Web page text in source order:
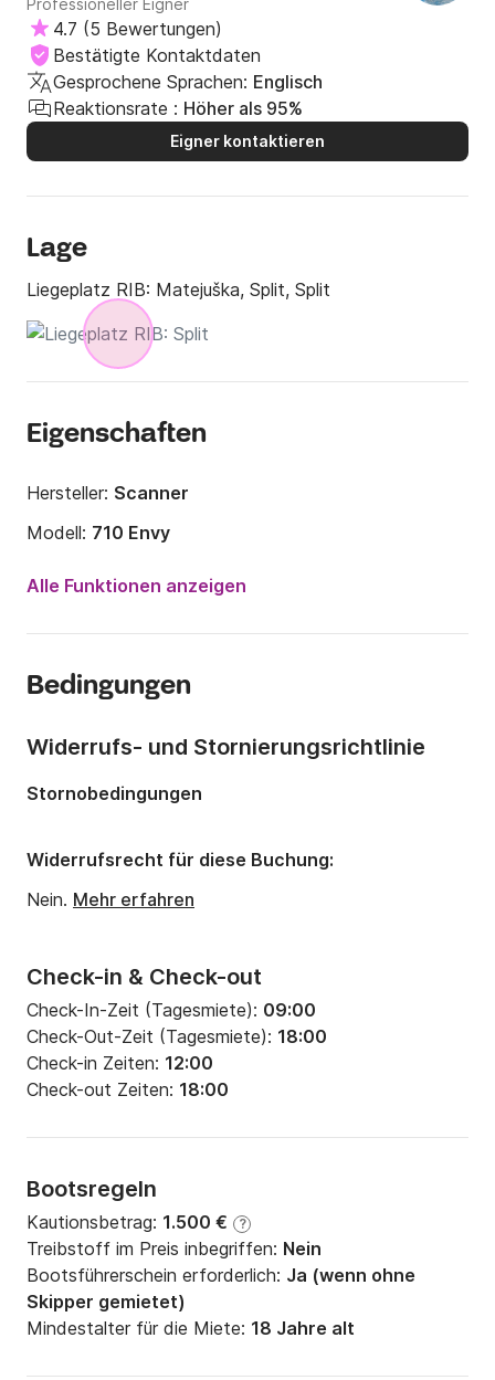
Bis bald!
Professioneller Eigner
4.7 (5 Bewertungen)
Bestätigte Kontaktdaten
Gesprochene Sprachen: Englisch
Reaktionsrate : Höher als 95%
Eigner kontaktieren
Lage
Liegeplatz RIB: Matejuška, Split, Split
Eigenschaften
Hersteller: Scanner
Modell: 710 Envy
Motorleistung:
Anzahl Plätze an Bord:
Alle Funktionen anzeigen
Bedingungen
Check-in & Check-out
Check-In-Zeit (Tagesmiete): 09:00
Check-Out-Zeit (Tagesmiete): 18:00
Check-in Zeiten: 12:00
Check-out Zeiten: 18:00
Bootsregeln
Kautionsbetrag: 1.500 € ?
Treibstoff im Preis inbegriffen: Nein
Bootsführerschein erforderlich: Ja (wenn ohne
Skipper gemietet)
Mindestalter für die Miete: 18 Jahre alt
Widerrufs- und Stornierungsrichtlinie
Stornobedingungen
Widerrufsrecht für diese Buchung:
Nein. Mehr erfahren